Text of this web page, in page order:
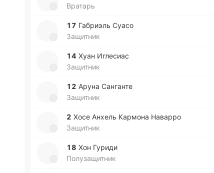
Вратарь
17 Га­бриэль Суасо
Защитник
14 Хуан Игле­сиас
Защитник
12 Аруна Са­нга­нте
Защитник
2 Хосе Анхель Ка­рмо­на На­ва­рро
Защитник
18 Хон Гуриди
Полузащитник